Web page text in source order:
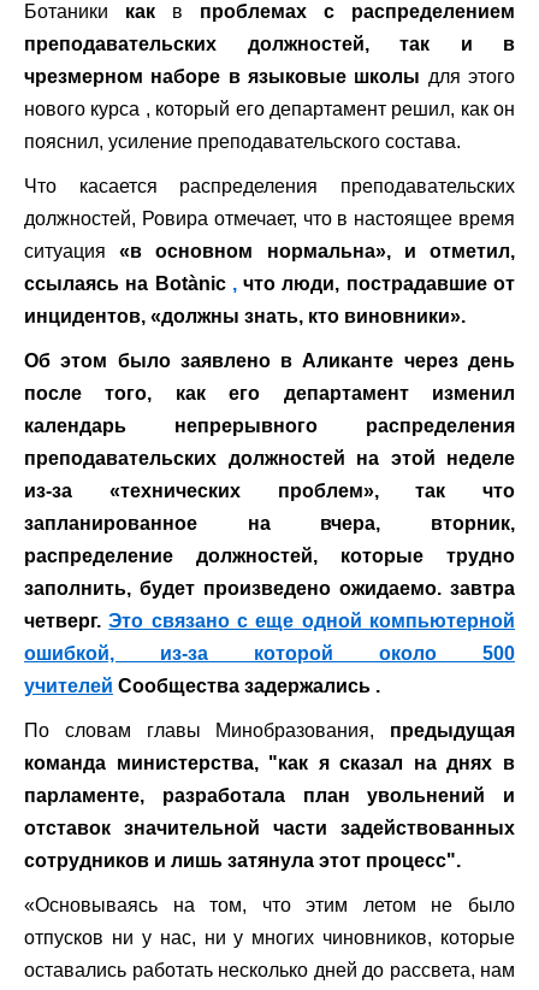
Ботаники как в проблемах с распределением
преподавательских должностей, так и в
чрезмерном наборе в языковые школы для этого
нового курса , который его департамент решил, как он
пояснил, усиление преподавательского состава.
Что касается распределения преподавательских
должностей, Ровира отмечает, что в настоящее время
ситуация«в основном нормальна», и отметил,
ссылаясь на Botànic ,что люди, пострадавшие от
инцидентов, «должны знать, кто виновники».
Об этом было заявлено в Аликанте через день
после того, как его департамент изменил
календарь непрерывного распределения
преподавательских должностей на этой неделе
из-за «технических проблем», так что
запланированное на вчера, вторник,
распределение должностей, которые трудно
заполнить, будет произведено ожидаемо. завтра
четверг.Это связано с еще одной компьютерной
ошибкой, из-за которой около 500
учителей Сообщества задержались .
По словам главы Минобразования, предыдущая
команда министерства, "как я сказал на днях в
парламенте, разработала план увольнений и
отставок значительной части задействованных
сотрудников и лишь затянула этот процесс".
«Основываясь на том, что этим летом не было
отпусков ни у нас, ни у многих чиновников, которые
оставались работать несколько дней до рассвета, нам